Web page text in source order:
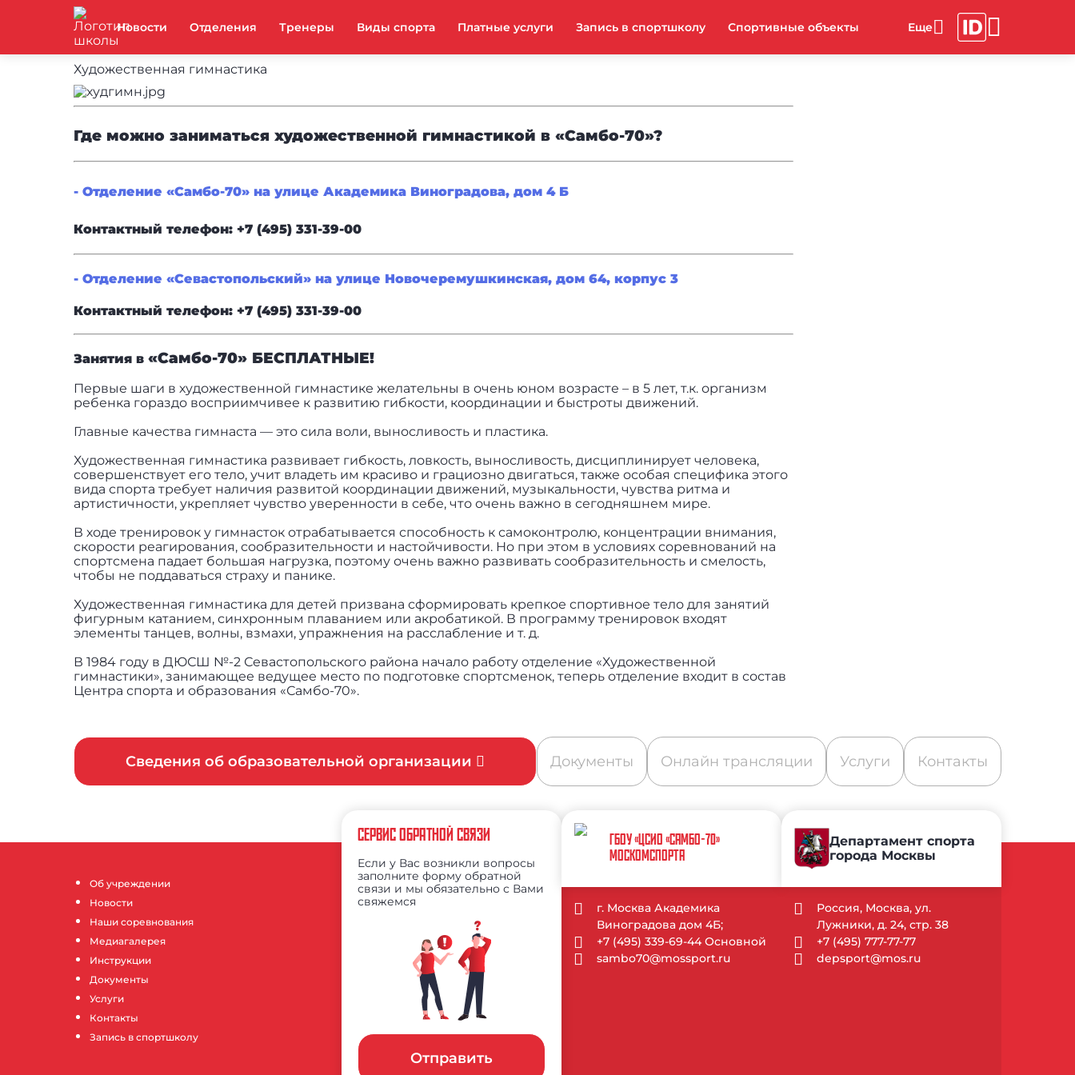
Новости Отделения Тренеры Виды спорта Платные услуги Запись в спортшколу Спортивные объекты
Художественная гимнастика
Где можно заниматься художественной гимнастикой в «Самбо-70»?
- Отделение «Самбо-70» на улице Академика Виноградова, дом 4 Б
Контактный телефон: +7 (495) 331-39-00
- Отделение «Севастопольский» на улице Новочеремушкинская, дом 64, корпус 3
Контактный телефон: +7 (495) 331-39-00
Занятия в «Самбо-70» БЕСПЛАТНЫЕ!
Первые шаги в художественной гимнастике желательны в очень юном возрасте – в 5 лет, т.к. организм
ребенка гораздо восприимчивее к развитию гибкости, координации и быстроты движений.
Главные качества гимнаста — это сила воли, выносливость и пластика.
Художественная гимнастика развивает гибкость, ловкость, выносливость, дисциплинирует человека,
совершенствует его тело, учит владеть им красиво и грациозно двигаться, также особая специфика этого
вида спорта требует наличия развитой координации движений, музыкальности, чувства ритма и
артистичности, укрепляет чувство уверенности в себе, что очень важно в сегодняшнем мире.
В ходе тренировок у гимнасток отрабатывается способность к самоконтролю, концентрации внимания,
скорости реагирования, сообразительности и настойчивости. Но при этом в условиях соревнований на
спортсмена падает большая нагрузка, поэтому очень важно развивать сообразительность и смелость,
чтобы не поддаваться страху и панике.
Художественная гимнастика для детей призвана сформировать крепкое спортивное тело для занятий
фигурным катанием, синхронным плаванием или акробатикой. В программу тренировок входят
элементы танцев, волны, взмахи, упражнения на расслабление и т. д.
В 1984 году в ДЮСШ №-2 Севастопольского района начало работу отделение «Художественной
гимнастики», занимающее ведущее место по подготовке спортсменок, теперь отделение входит в состав
Центра спорта и образования «Самбо-70».
Сведения об образовательной организации Документы Онлайн трансляции Услуги Контакты
Об учреждении
Новости
Наши соревнования
Медиагалерея
Инструкции
Документы
Услуги
Контакты
Запись в спортшколу
СЕРВИС ОБРАТНОЙ СВЯЗИ
Если у Вас возникли вопросы
заполните форму обратной
связи и мы обязательно с Вами
свяжемся
Отправить
ГБОУ «ЦСИО «САМБО-70»
МОСКОМСПОРТА
г. Москва Академика
Виноградова дом 4Б;
+7 (495) 339-69-44 Основной
sambo70@mossport.ru
Департамент спорта
города Москвы
Россия, Москва, ул.
Лужники, д. 24, стр. 38
+7 (495) 777-77-77
depsport@mos.ru